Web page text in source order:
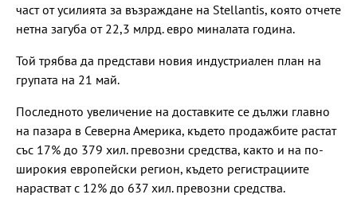
част от усилията за възраждане на Stellantis, която отчете
нетна загуба от 22,3 млрд. евро миналата година.
Той трябва да представи новия индустриален план на
групата на 21 май.
Последното увеличение на доставките се дължи главно
на пазара в Северна Америка, където продажбите растат
със 17% до 379 хил. превозни средства, както и на по-
широкия европейски регион, където регистрациите
нарастват с 12% до 637 хил. превозни средства.